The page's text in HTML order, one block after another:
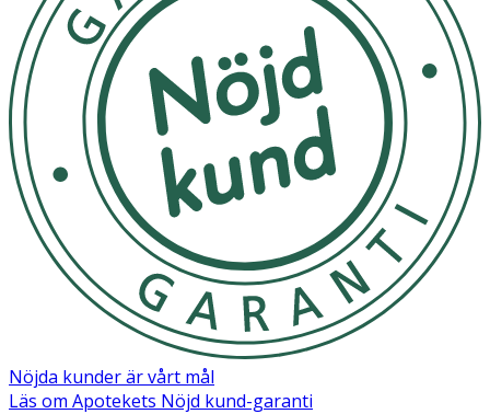
Material
100 % gelé.
Nöjda kunder är vårt mål
Läs om Apotekets Nöjd kund-garanti